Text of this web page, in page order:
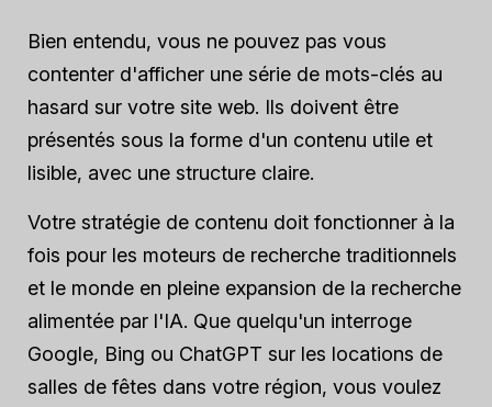
Bien entendu, vous ne pouvez pas vous
contenter d'afficher une série de mots-clés au
hasard sur votre site web. Ils doivent être
présentés sous la forme d'un contenu utile et
lisible, avec une structure claire.
Votre stratégie de contenu doit fonctionner à la
fois pour les moteurs de recherche traditionnels
et le monde en pleine expansion de la recherche
alimentée par l'IA. Que quelqu'un interroge
Google, Bing ou ChatGPT sur les locations de
salles de fêtes dans votre région, vous voulez